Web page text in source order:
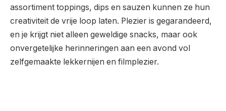
assortiment toppings, dips en sauzen kunnen ze hun
creativiteit de vrije loop laten. Plezier is gegarandeerd,
en je krijgt niet alleen geweldige snacks, maar ook
onvergetelijke herinneringen aan een avond vol
zelfgemaakte lekkernijen en filmplezier.